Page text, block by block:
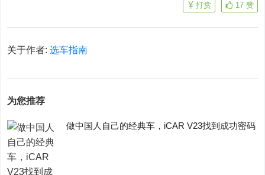
17 赞
打赏
关于作者:选车指南
为您推荐
做中国人自己的经典车，iCAR V23找到成功密码